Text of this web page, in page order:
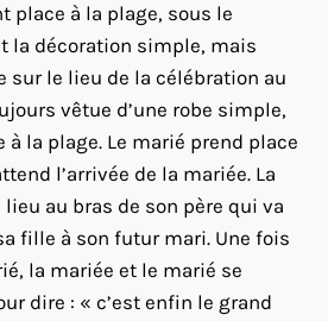
place à la plage, sous le
la décoration simple, mais
sur le lieu de la célébration au
vêtue d’une robe simple,
à la plage. Le marié prend place
l’arrivée de la mariée. La
au bras de son père qui va
fille à son futur mari. Une fois
la mariée et le marié se
dire : « c’est enfin le grand